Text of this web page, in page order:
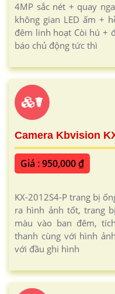
4MP sắc nét + quay
không gian LED ấm +
đêm linh hoạt Còi hú +
báo chủ động tức thì
☤
Camera Kbvision
Giá : 950,000 ₫
KX-2012S4-P trang bị
ra hình ảnh tốt, trang
màu vào ban đêm,
thanh cùng với hình
với đầu ghi hình